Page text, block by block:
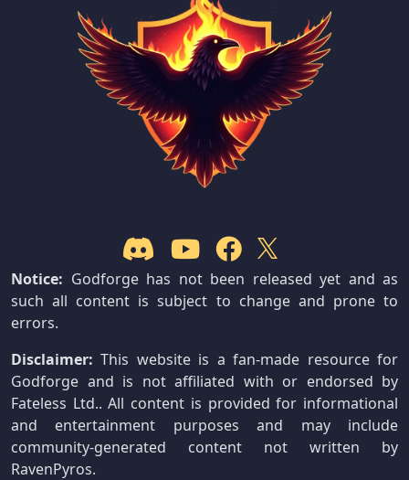
Notice: Godforge has not been released yet and as
such all content is subject to change and prone to
errors.
Disclaimer: This website is a fan-made resource for
Godforge and is not affiliated with or endorsed by
Fateless Ltd.. All content is provided for informational
and entertainment purposes and may include
community-generated content not written by
RavenPyros.